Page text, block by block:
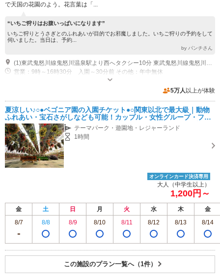
で天国の花園のよう。花言葉は「...
“いちご狩りはお腹いっぱいになります”
いちご狩りとうさぎとのふれあいが目的でお邪魔しました。いちご狩りの予約をして
伺いました。当日は、予約...
by パンチさん
(1)東武鬼怒川線鬼怒川温泉駅より西へタクシー10分 東武鬼怒川線鬼怒川温泉駅より路線バス約15分「花いちもんめ」下車すぐ
営業：9時～16時30分 入園～30分前 その他：年中無休
5万人 以上が体験
夏涼しい♪○●ベゴニア園の入園チケット●○関東以北で最大級｜動物
ふれあい・宝石さがしなども可能！カップル・女性グループ・ファ
ミリーにおすすめ♪鬼怒川温泉駅より車で10分、路線バスで「花い
ちもんめ」下車
テーマパーク・遊園地・レジャーランド
1時間
オンラインカード決済専用
大人（中学生以上）
1,200円～
金 土 日 月 火 水 木
金
8/7
8/8 8/9 8/10 8/11 8/12 8/13 8/14
この施設のプラン一覧へ（1件）